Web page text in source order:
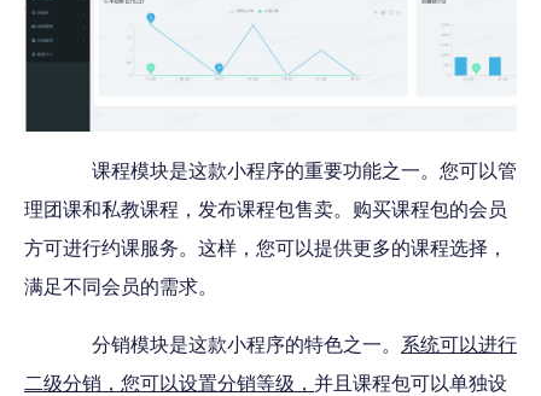
课程模块是这款小程序的重要功能之一。您可以管
理团课和私教课程，发布课程包售卖。购买课程包的会员
方可进行约课服务。这样，您可以提供更多的课程选择，
满足不同会员的需求。
分销模块是这款小程序的特色之一。 系统可以进行
二级分销，您可以设置分销等级， 并且课程包可以单独设